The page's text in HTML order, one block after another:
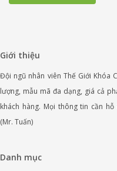
Giới thiệu
Đội ngũ nhân viên Thế Giới Khóa
lượng, mẫu mã đa dạng, giá cả
khách hàng. Mọi thông tin cần
(Mr. Tuấn)
Danh mục